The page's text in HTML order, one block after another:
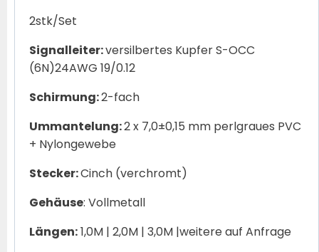
2stk/Set
Signalleiter:versilbertes Kupfer S-OCC
(6N)24AWG 19/0.12
Schirmung:2-fach
Ummantelung:2 x 7,0±0,15 mm perlgraues PVC
+ Nylongewebe
Stecker:Cinch (verchromt)
Gehäuse: Vollmetall
Längen:1,0M | 2,0M | 3,0M |weitere auf Anfrage